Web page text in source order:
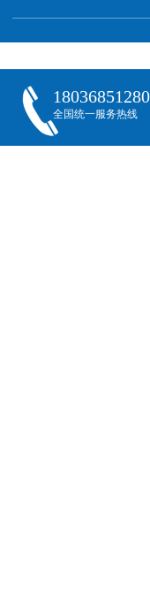
全国统一服务热线